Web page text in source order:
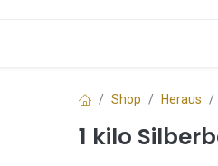
Shop Heraus
1 kilo